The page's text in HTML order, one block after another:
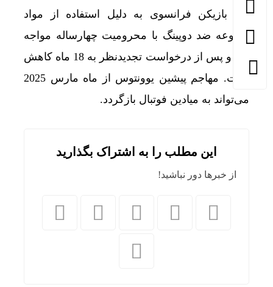
این بازیکن فرانسوی به دلیل استفاده از مواد
ممنوعه ضد دوپینگ با محرومیت چهارساله مواجه
شد و پس از درخواست تجدیدنظر به 18 ماه کاهش
یافت. مهاجم پیشین یوونتوس از ماه مارس 2025
می‌تواند به میادین فوتبال بازگردد.
این مطلب را به اشتراک بگذارید
از خبرها دور نباشید!